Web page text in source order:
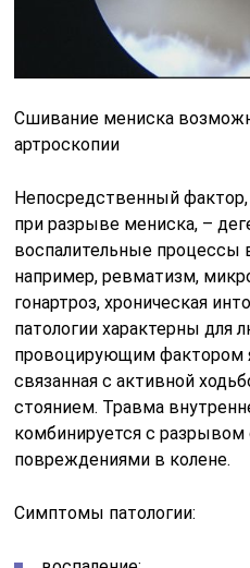
Сшивание мениска
артроскопии
Непосредственный
при разрыве мениска, –
воспалительные процессы
например, ревматизм,
гонартроз, хроническая
патологии характерны для
провоцирующим фактором
связанная с активной
стоянием. Травма
комбинируется с разрывом
повреждениями в колене.
Симптомы патологии: